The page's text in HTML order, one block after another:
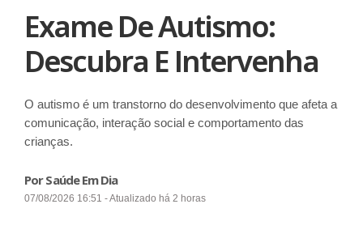
Exame De Autismo:
Descubra E Intervenha
O autismo é um transtorno do desenvolvimento que afeta a
comunicação, interação social e comportamento das
crianças.
Por Saúde Em Dia
07/08/2026 16:51 - Atualizado há 2 horas